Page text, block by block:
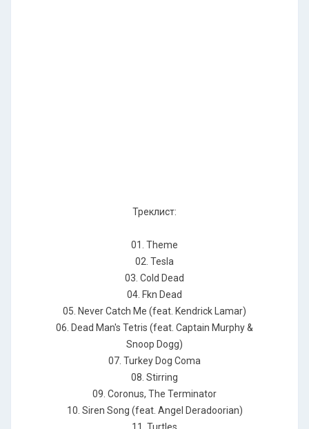
Треклист:
01. Theme
02. Tesla
03. Cold Dead
04. Fkn Dead
05. Never Catch Me (feat. Kendrick Lamar)
06. Dead Man's Tetris (feat. Captain Murphy &
Snoop Dogg)
07. Turkey Dog Coma
08. Stirring
09. Coronus, The Terminator
10. Siren Song (feat. Angel Deradoorian)